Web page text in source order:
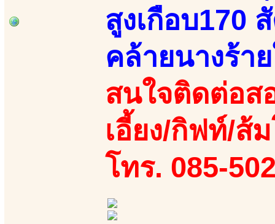
สูงเกือบ170
คล้ายนางร้า
สนใจติดต่อส
เอี้ยง/กิฟท์/ส้
โทร. 085-